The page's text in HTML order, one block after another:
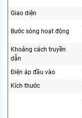
Giao diện
Bước sóng hoạt động
Khoảng cách truyền
dẫn
Điện áp đầu vào
Kích thước